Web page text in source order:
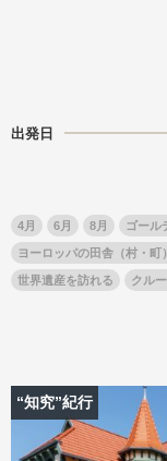
出発日
4月 6月 8月 ゴール
ヨーロッパの田舎（村・町）
世界遺産を訪れる クル
“知究”紀行